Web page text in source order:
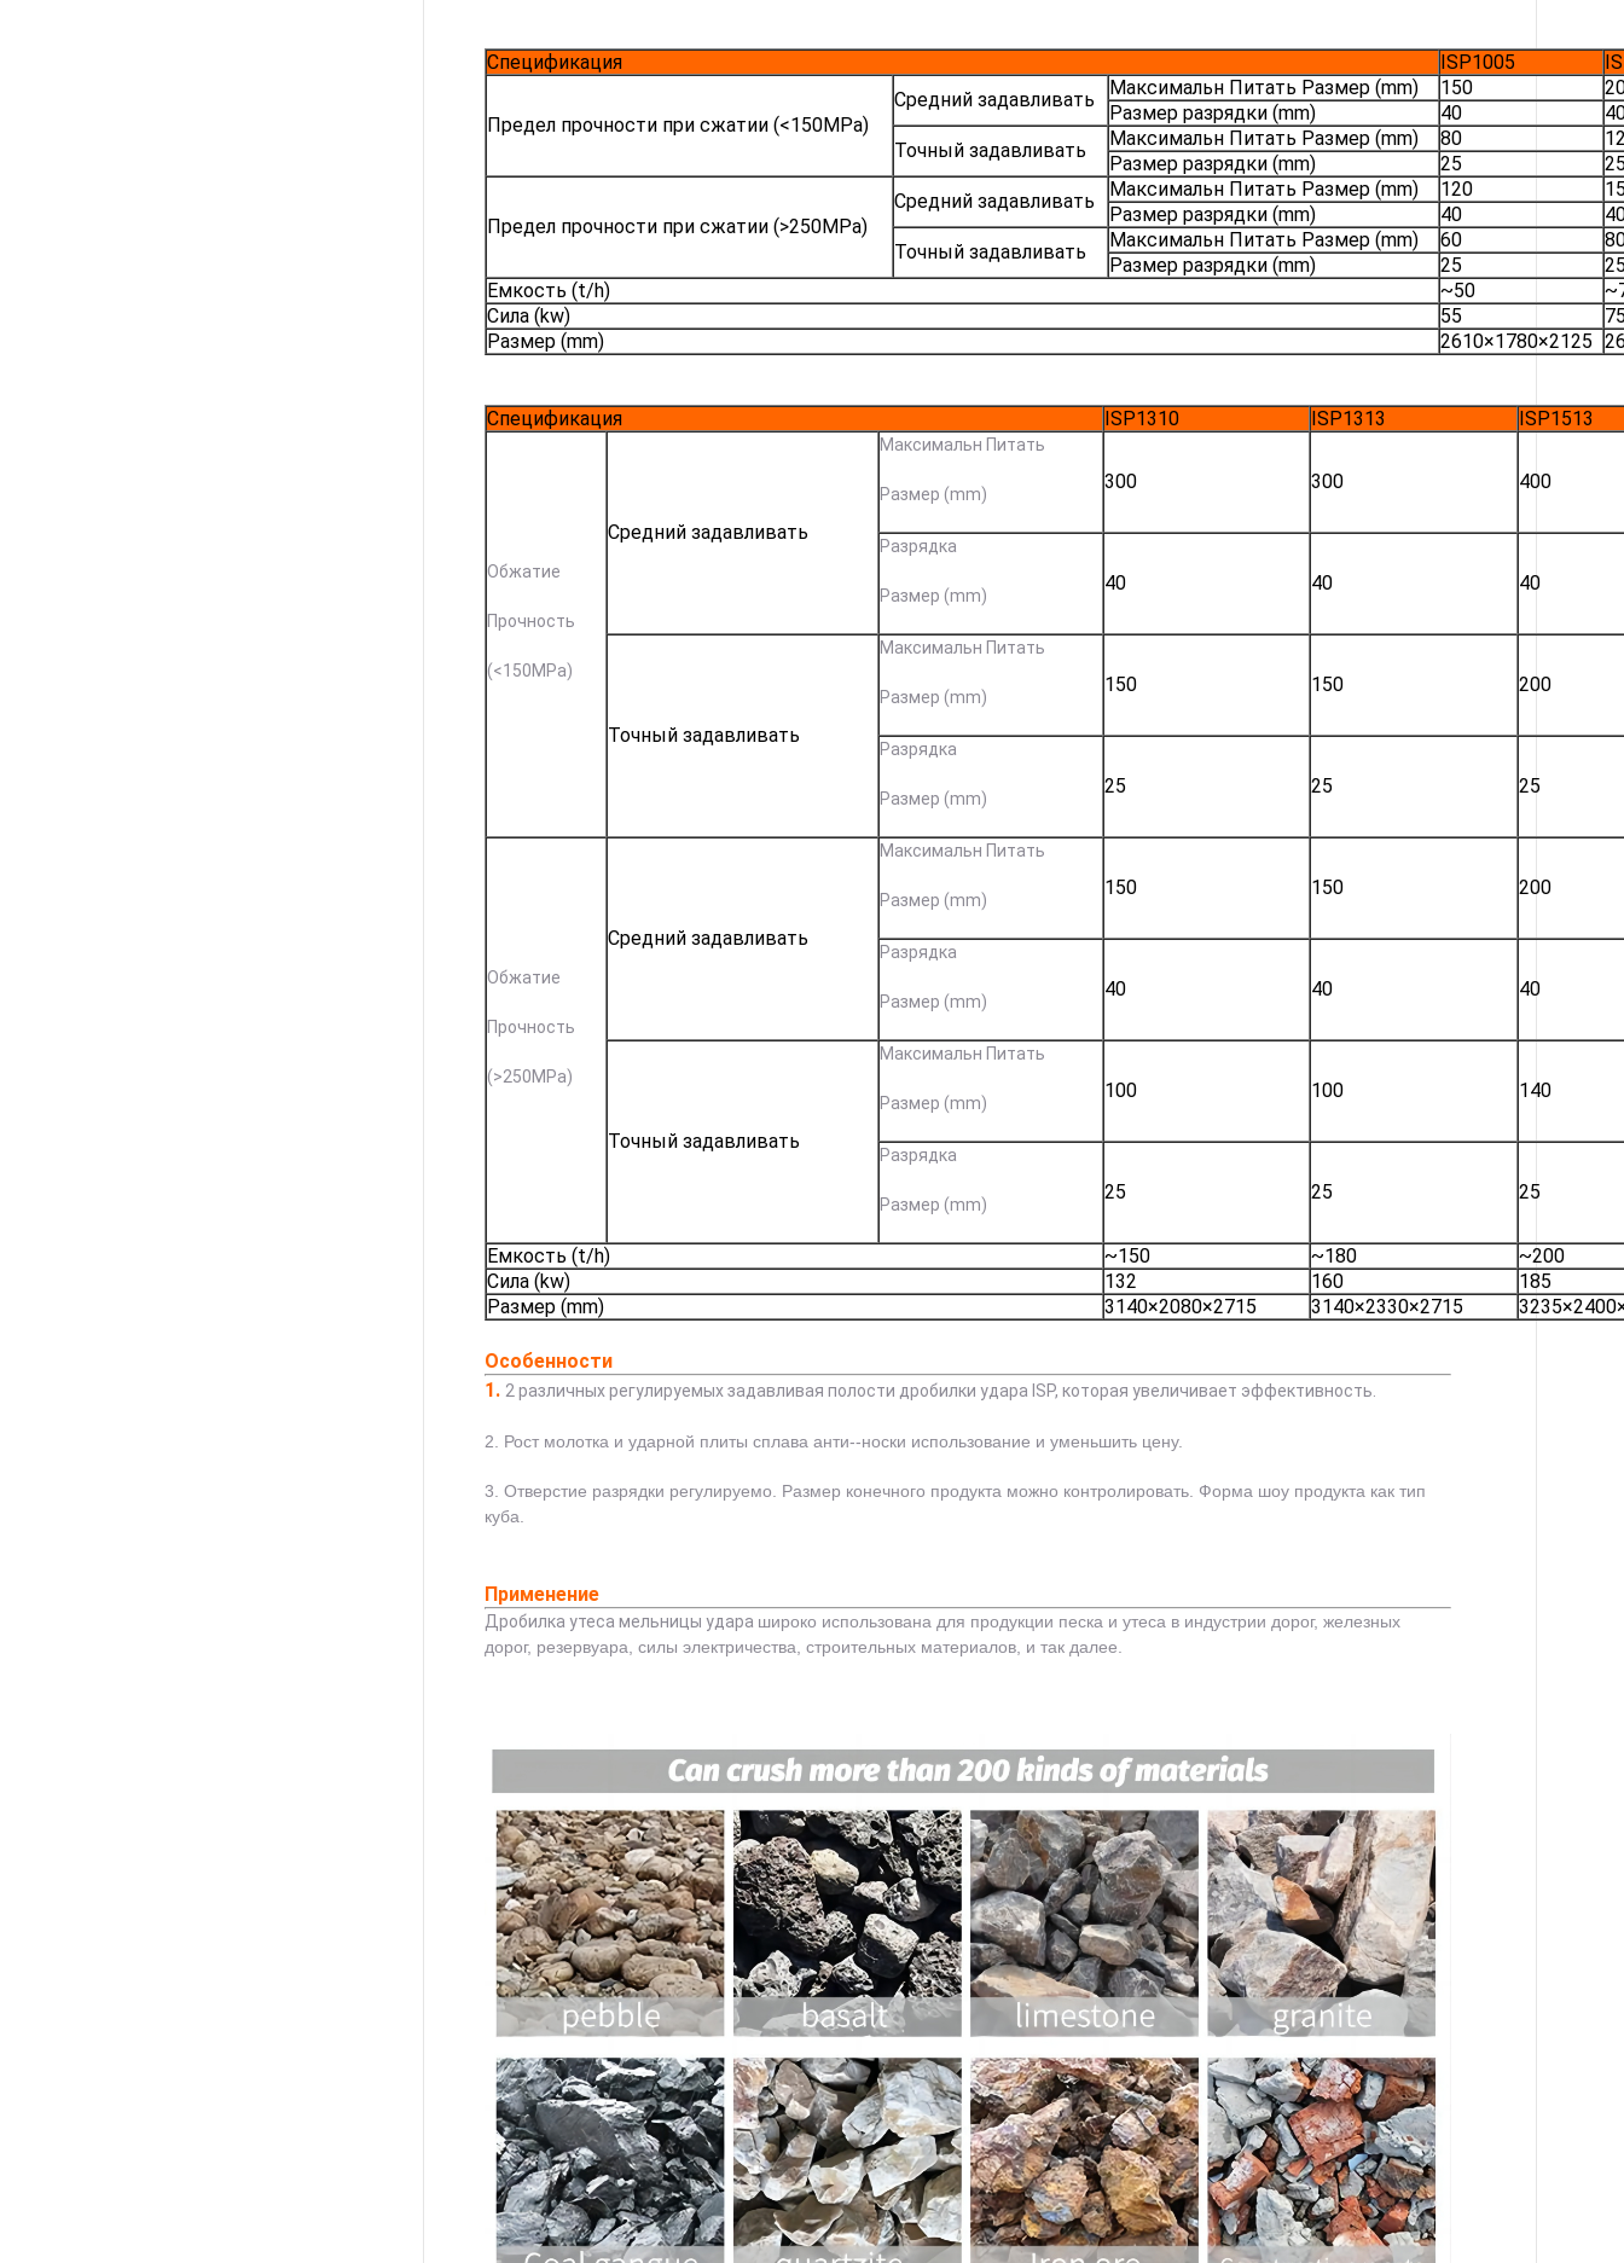
Спецификация ISP1005
Предел прочности при сжатии (<150MPa)
Средний задавливать
Максимальн Питать Размер (mm) 150
Размер разрядки (mm)
40
Точный задавливать
Максимальн Питать Размер (mm) 80
Размер разрядки (mm)
25
Предел прочности при сжатии (>250MPa)
Средний задавливать
Максимальн Питать Размер (mm) 120
Размер разрядки (mm)
40
Точный задавливать
Максимальн Питать Размер (mm) 60
Размер разрядки (mm)
25
Емкость (t/h)
~50
Сила (kw)
55
Размер (mm)
2610×1780×2125
Спецификация ISP1310 ISP1313 ISP1513
Обжатие
Прочность
(<150MPa)
Средний задавливать
Максимальн Питать
Размер (mm)
300 300 400
Разрядка
Размер (mm)
40 40 40
Точный задавливать
Максимальн Питать
Размер (mm)
150 150 200
Разрядка
Размер (mm)
25 25 25
Обжатие
Прочность
(>250MPa)
Средний задавливать
Максимальн Питать
Размер (mm)
150 150 200
Разрядка
Размер (mm)
40 40 40
Точный задавливать
Максимальн Питать
Размер (mm)
100 100 140
Разрядка
Размер (mm)
25 25 25
Емкость (t/h) ~150 ~180
~200
Сила (kw)
132 160
185
Размер (mm)
3140×2080×2715 3140×2330×2715
Особенности
1. 2 различных регулируемых задавливая полости дробилки удара ISP, которая увеличивает эффективность.
2. Рост молотка и ударной плиты сплава анти--носки использование и уменьшить цену.
3. Отверстие разрядки регулируемо. Размер конечного продукта можно контролировать. Форма шоу продукта как тип
куба.
Применение
Дробилка утеса мельницы удара широко использована для продукции песка и утеса в индустрии дорог, железных
дорог, резервуара, силы электричества, строительных материалов, и так далее.